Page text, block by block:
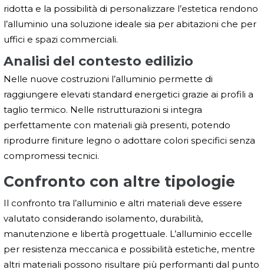
ridotta e la possibilità di personalizzare l’estetica rendono
l’alluminio una soluzione ideale sia per abitazioni che per
uffici e spazi commerciali.
Analisi del contesto edilizio
Nelle nuove costruzioni l’alluminio permette di
raggiungere elevati standard energetici grazie ai profili a
taglio termico. Nelle ristrutturazioni si integra
perfettamente con materiali già presenti, potendo
riprodurre finiture legno o adottare colori specifici senza
compromessi tecnici.
Confronto con altre tipologie
Il confronto tra l’alluminio e altri materiali deve essere
valutato considerando isolamento, durabilità,
manutenzione e libertà progettuale. L’alluminio eccelle
per resistenza meccanica e possibilità estetiche, mentre
altri materiali possono risultare più performanti dal punto